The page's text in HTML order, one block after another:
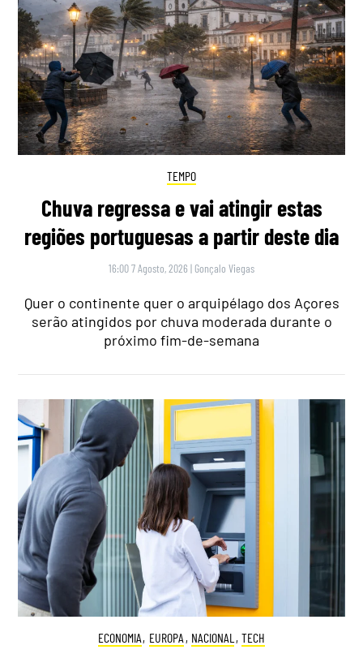
TEMPO
Chuva regressa e vai atingir estas
regiões portuguesas a partir deste dia
16:00 7 Agosto, 2026 | Gonçalo Viegas
Quer o continente quer o arquipélago dos Açores
serão atingidos por chuva moderada durante o
próximo fim-de-semana
ECONOMIA, EUROPA , NACIONAL , TECH